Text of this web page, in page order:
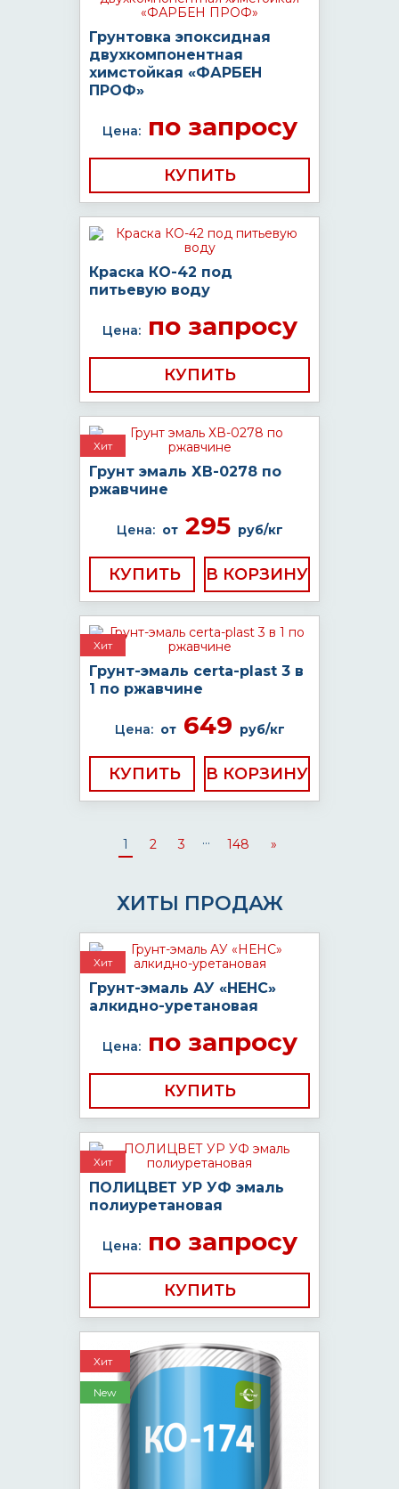
Грунтовка эпоксидная
двухкомпонентная
химстойкая «ФАРБЕН
ПРОФ»
Цена:по запросу
КУПИТЬ
Краска КО-42 под
питьевую воду
Цена:по запросу
КУПИТЬ
Хит
Грунт эмаль ХВ-0278 по
ржавчине
Цена: от295 руб/кг
КУПИТЬ
Хит
Грунт-эмаль certa-plast 3 в
1 по ржавчине
Цена: от649 руб/кг
КУПИТЬ
1 2 3 ... 148 »
ХИТЫ ПРОДАЖ
Хит
Грунт-эмаль АУ «НЕНС»
алкидно-уретановая
Цена:по запросу
КУПИТЬ
Хит
ПОЛИЦВЕТ УР УФ эмаль
полиуретановая
Цена:по запросу
КУПИТЬ
Хит
New